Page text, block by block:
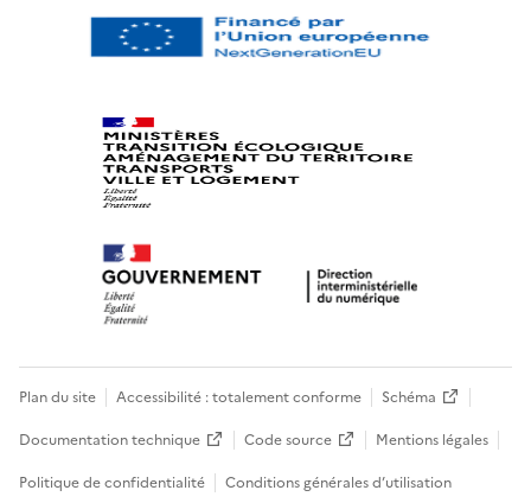
Plan du site Accessibilité : totalement conforme
Schéma
Documentation technique
Code source
Mentions légales
Politique de confidentialité
Conditions générales d’utilisation